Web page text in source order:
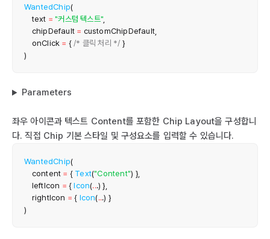
WantedChip(
    text
= "커스텀 텍스트"
    chipDefault
= customChipDefault
    onClick
= { /* 클릭 처리 */ }
)
Parameters
좌우 아이콘과 텍스트 Content를 포함한 Chip Layout을 구성합니
다. 직접 Chip 기본 스타일 및 구성요소를 입력할 수 있습니다.
WantedChip(
    content
= { Text("Content") },
    leftIcon
= { Icon(...) }
    rightIcon
= { Icon(...) }
)